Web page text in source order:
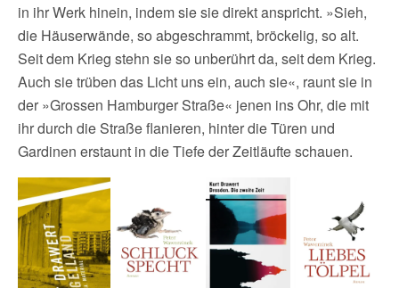
in ihr Werk hinein, indem sie sie direkt anspricht. »Sieh,
die Häuserwände, so abgeschrammt, bröckelig, so alt.
Seit dem Krieg stehn sie so unberührt da, seit dem Krieg.
Auch sie trüben das Licht uns ein, auch sie«, raunt sie in
der »Grossen Hamburger Straße« jenen ins Ohr, die mit
ihr durch die Straße flanieren, hinter die Türen und
Gardinen erstaunt in die Tiefe der Zeitläufte schauen.